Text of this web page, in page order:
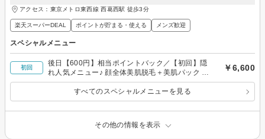
アクセス：東京メトロ東西線 西葛西駅 徒歩3分
楽天スーパーDEAL ポイントが貯まる・使える メンズ歓迎
スペシャルメニュー
初回
後日【600円】相当ポイントバック／【初回】隠
れ人気メニュー♪ 顔全体美肌脱毛＋美肌パック 通
常￥8,250
￥6,600
すべてのスペシャルメニューを見る
その他の情報を表示